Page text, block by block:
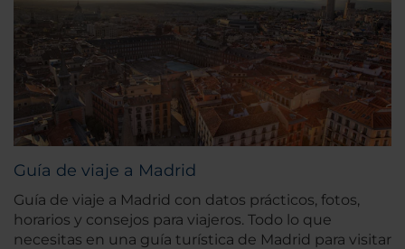
Guía de viaje a Madrid
Guía de viaje a Madrid con datos prácticos, fotos,
horarios y consejos para viajeros. Todo lo que
necesitas en una guía turística de Madrid para visitar